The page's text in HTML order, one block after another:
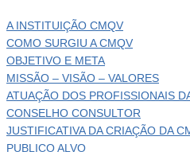
A INSTITUIÇÃO CMQV
COMO SURGIU A CMQV
OBJETIVO E META
MISSÃO – VISÃO – VALORES
ATUAÇÃO DOS PROFISSIONAIS
CONSELHO CONSULTOR
JUSTIFICATIVA DA CRIAÇÃO DA
PUBLICO ALVO